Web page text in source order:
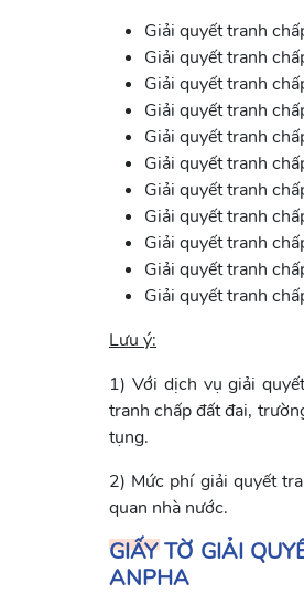
Giải quyết tranh
Giải quyết tranh
Giải quyết tranh
Giải quyết tranh
Giải quyết tranh
Giải quyết tranh
Giải quyết tranh
Giải quyết tranh
Giải quyết tranh
Giải quyết tranh
Giải quyết tranh
Lưu ý:
1) Với dịch vụ giải
tranh chấp đất đai,
tụng.
2) Mức phí giải quyết
quan nhà nước.
GIẤY TỜ GIẢI
ANPHA